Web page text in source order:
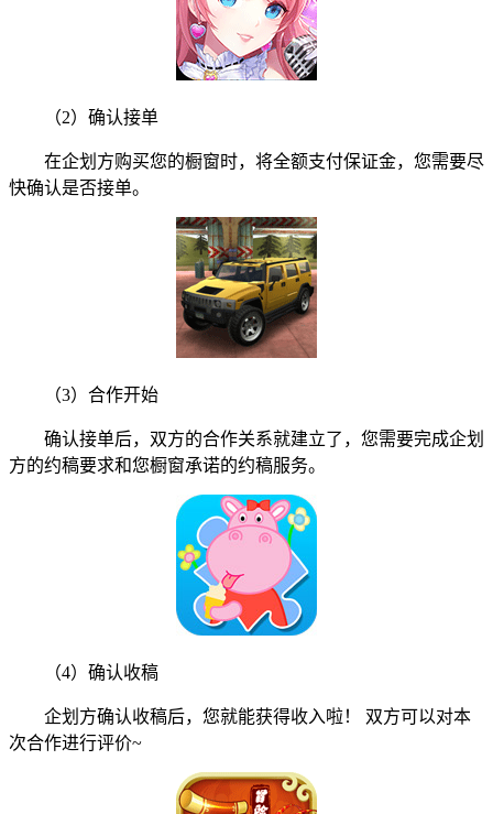
（2）确认接单
在企划方购买您的橱窗时，将全额支付保证金，您需要尽
快确认是否接单。
（3）合作开始
确认接单后，双方的合作关系就建立了，您需要完成企划
方的约稿要求和您橱窗承诺的约稿服务。
（4）确认收稿
企划方确认收稿后，您就能获得收入啦！ 双方可以对本
次合作进行评价~